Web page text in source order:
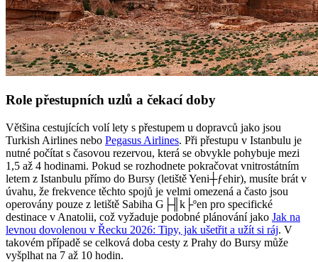
Role přestupních uzlů a čekací doby
Většina cestujících volí lety s přestupem u dopravců jako jsou
Turkish Airlines nebo Pegasus Airlines. Při přestupu v Istanbulu je
nutné počítat s časovou rezervou, která se obvykle pohybuje mezi
1,5 až 4 hodinami. Pokud se rozhodnete pokračovat vnitrostátním
letem z Istanbulu přímo do Bursy (letiště Yeni┼ƒehir), musíte brát v
úvahu, že frekvence těchto spojů je velmi omezená a často jsou
operovány pouze z letiště Sabiha G├╢k├ºen pro specifické
destinace v Anatolii, což vyžaduje podobné plánování jako Jak na
levnou dovolenou v Řecku 2026: Tipy, jak ušetřit a užít si ráj. V
takovém případě se celková doba cesty z Prahy do Bursy může
vyšplhat na 7 až 10 hodin.